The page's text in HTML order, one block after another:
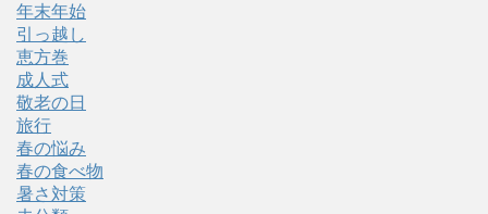
年末年始
引っ越し
恵方巻
成人式
敬老の日
旅行
春の悩み
春の食べ物
暑さ対策